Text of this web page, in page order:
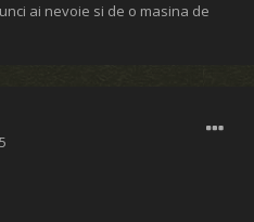
ai nevoie si de o masina de